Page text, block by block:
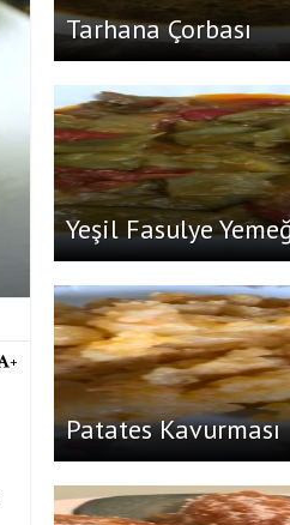
+
Tarhana Çorbası
Yeşil Fasulye
Patates Kavurması